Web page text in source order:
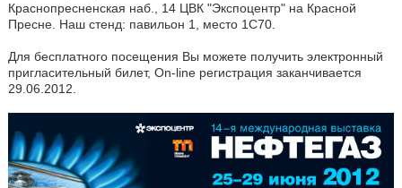
Краснопресненская наб., 14 ЦВК "Экспоцентр" на Красной
Пресне. Наш стенд: павильон 1, место 1С70.
Для бесплатного посещения Вы можете получить электронный
пригласительный билет, Оn-line регистрация заканчивается
29.06.2012.